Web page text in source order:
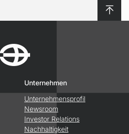
Unternehmen
Unternehmensprofil
Newsroom
Investor Relations
Nachhaltigkeit
Nach